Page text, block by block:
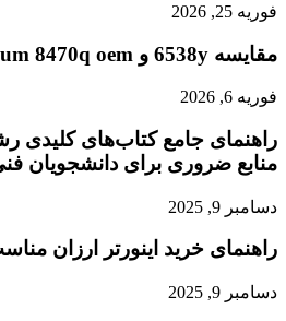
فوریه 25, 2026
مقایسه 6538y و intel xeon platinum 8470q oem
فوریه 6, 2026
راهنمای جامع کتاب‌های کلیدی
منابع ضروری برای دانشجویان
دسامبر 9, 2025
راهنمای خرید اینورتر ارزان
دسامبر 9, 2025